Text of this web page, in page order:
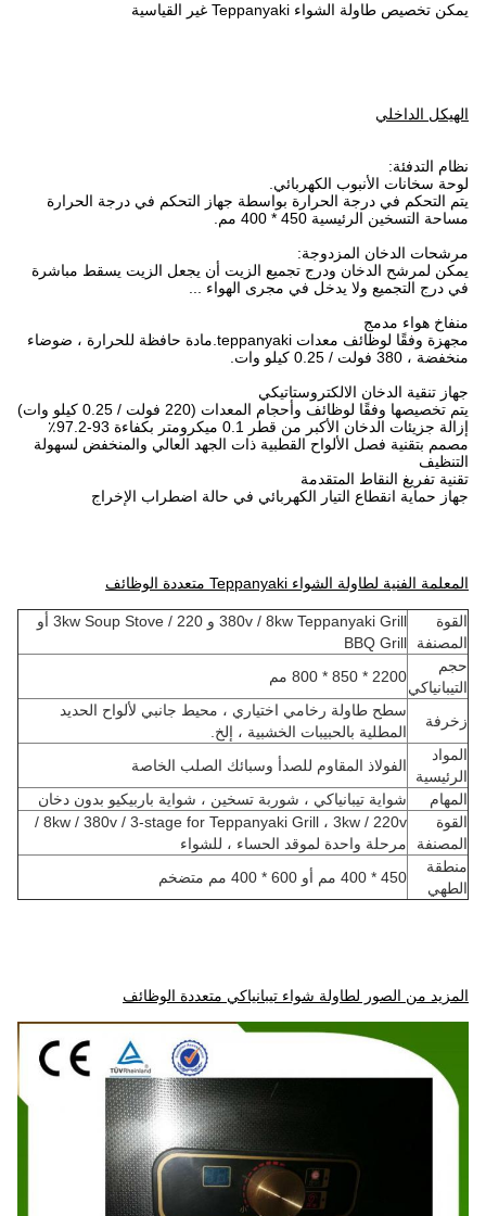
يمكن تخصيص طاولة الشواء Teppanyaki غير القياسية
الهيكل الداخلي
نظام التدفئة:
لوحة سخانات الأنبوب الكهربائي.
يتم التحكم في درجة الحرارة بواسطة جهاز التحكم في درجة الحرارة
مساحة التسخين الرئيسية 450 * 400 مم.
مرشحات الدخان المزدوجة:
يمكن لمرشح الدخان ودرج تجميع الزيت أن يجعل الزيت يسقط مباشرة
في درج التجميع ولا يدخل في مجرى الهواء ...
منفاخ هواء مدمج
مجهزة وفقًا لوظائف معدات teppanyaki.مادة حافظة للحرارة ، ضوضاء
منخفضة ، 380 فولت / 0.25 كيلو وات.
جهاز تنقية الدخان الالكتروستاتيكي
يتم تخصيصها وفقًا لوظائف وأحجام المعدات (220 فولت / 0.25 كيلو وات)
إزالة جزيئات الدخان الأكبر من قطر 0.1 ميكرومتر بكفاءة 93-97.2٪
مصمم بتقنية فصل الألواح القطبية ذات الجهد العالي والمنخفض لسهولة
التنظيف
تقنية تفريغ النقاط المتقدمة
جهاز حماية انقطاع التيار الكهربائي في حالة اضطراب الإخراج
المعلمة الفنية لطاولة الشواء Teppanyaki متعددة الوظائف
القوة
المصنفة
380v / 8kw Teppanyaki Grill و 220 / 3kw Soup Stove أو
BBQ Grill
حجم
التيبانياكي
2200 * 850 * 800 مم
زخرفة
سطح طاولة رخامي اختياري ، محيط جانبي لألواح الحديد
المطلية بالحبيبات الخشبية ، إلخ.
المواد
الرئيسية
الفولاذ المقاوم للصدأ وسبائك الصلب الخاصة
المهام
شواية تيبانياكي ، شوربة تسخين ، شواية باربيكيو بدون دخان
القوة
المصنفة
8kw / 380v / 3-stage for Teppanyaki Grill ، 3kw / 220v /
مرحلة واحدة لموقد الحساء ، للشواء
منطقة
الطهي
450 * 400 مم أو 600 * 400 مم متضخم
المزيد من الصور لطاولة شواء تيبانياكي متعددة الوظائف